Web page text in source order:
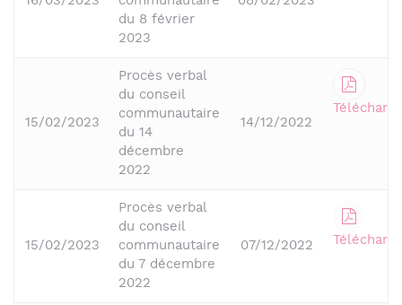
du 8 février
2023
15/02/2023
Procès verbal
du conseil
communautaire
du 14
décembre
2022
14/12/2022
15/02/2023
Procès verbal
du conseil
communautaire
du 7 décembre
2022
07/12/2022